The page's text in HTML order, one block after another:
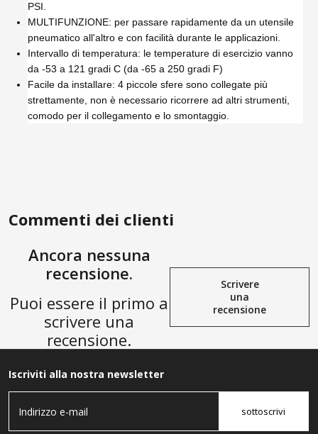
PSI.
MULTIFUNZIONE: per passare rapidamente da un utensile
pneumatico all'altro e con facilità durante le applicazioni.
Intervallo di temperatura: le temperature di esercizio vanno
da -53 a 121 gradi C (da -65 a 250 gradi F)
Facile da installare: 4 piccole sfere sono collegate più
strettamente, non è necessario ricorrere ad altri strumenti,
comodo per il collegamento e lo smontaggio.
Commenti dei clienti
Ancora nessuna
recensione.
Puoi essere il primo a
scrivere una
recensione.
Scrivere
una
recensione
Iscriviti alla nostra newsletter
sottoscrivi